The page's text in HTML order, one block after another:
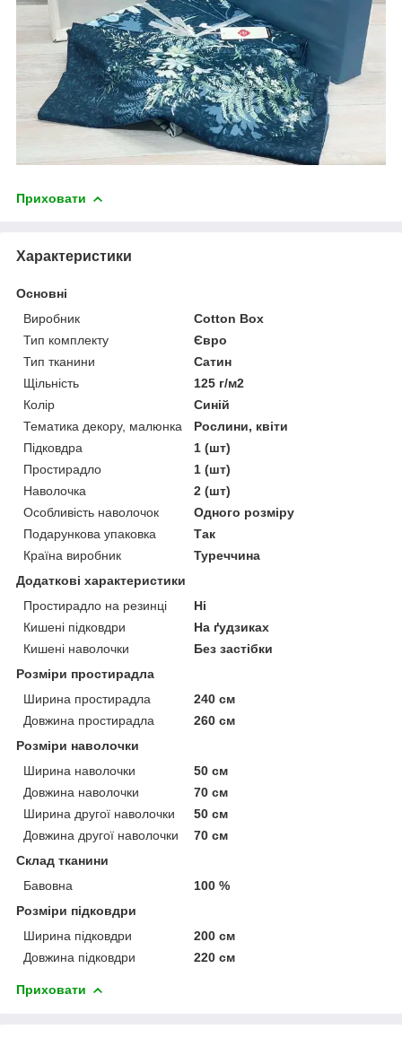
Приховати
Характеристики
Основні
Виробник
Cotton Box
Тип комплекту
Євро
Тип тканини
Сатин
Щільність
125 г/м2
Колір
Синій
Тематика декору, малюнка
Рослини, квіти
Підковдра
1 (шт)
Простирадло
1 (шт)
Наволочка
2 (шт)
Особливість наволочок
Одного розміру
Подарункова упаковка
Так
Країна виробник
Туреччина
Додаткові характеристики
Простирадло на резинці
Ні
Кишені підковдри
На ґудзиках
Кишені наволочки
Без застібки
Розміри простирадла
Ширина простирадла
240 см
Довжина простирадла
260 см
Розміри наволочки
Ширина наволочки
50 см
Довжина наволочки
70 см
Ширина другої наволочки
50 см
Довжина другої наволочки
70 см
Склад тканини
Бавовна
100 %
Розміри підковдри
Ширина підковдри
200 см
Довжина підковдри
220 см
Приховати